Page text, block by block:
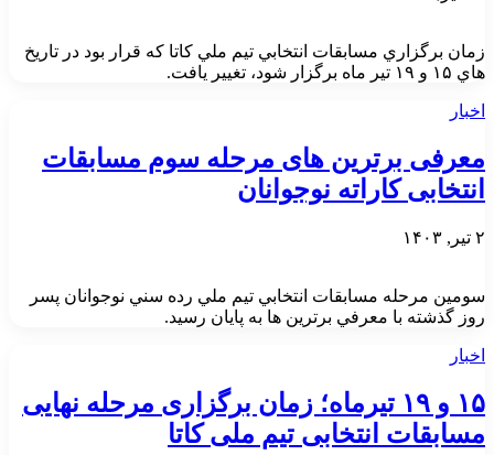
زمان برگزاري مسابقات انتخابي تيم ملي كاتا كه قرار بود در تاريخ
هاي ۱۵ و ۱۹ تير ماه برگزار شود، تغيير يافت.
اخبار
معرفی برترین های مرحله سوم مسابقات
انتخابی کاراته نوجوانان
۲ تیر, ۱۴۰۳
سومين مرحله مسابقات انتخابي تيم ملي رده سني نوجوانان پسر
روز گذشته با معرفي برترين ها به پايان رسيد.
اخبار
۱۵ و ۱۹ تیرماه؛ زمان برگزاری مرحله نهایی
مسابقات انتخابی تیم ملی کاتا